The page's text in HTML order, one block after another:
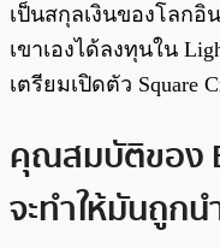
เป็นสกุลเงินของโลกอิ
เขาเองได้ลงทุนใน
เตรียมเปิดตัว Square
คุณสมบัติของ
จะทำให้มันถูกน